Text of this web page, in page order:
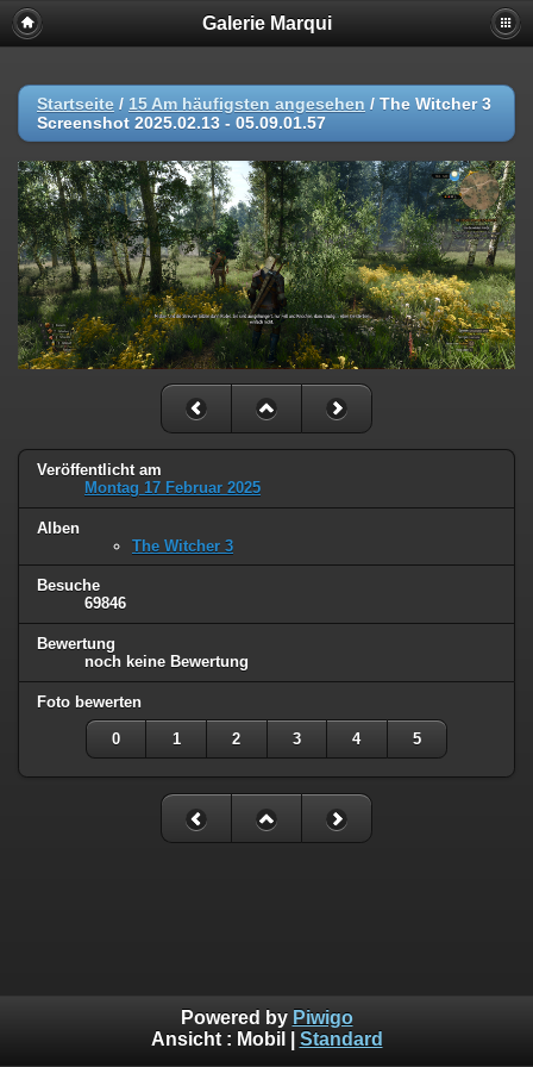
Galerie Marqui
Startseite / 15 Am häufigsten angesehen / The Witcher 3
Screenshot 2025.02.13 - 05.09.01.57
Veröffentlicht am
Montag 17 Februar 2025
Alben
The Witcher 3
Besuche
69846
Bewertung
noch keine Bewertung
Foto bewerten
0 1 2 3 4 5
Powered by Piwigo
Ansicht : Mobil Standard